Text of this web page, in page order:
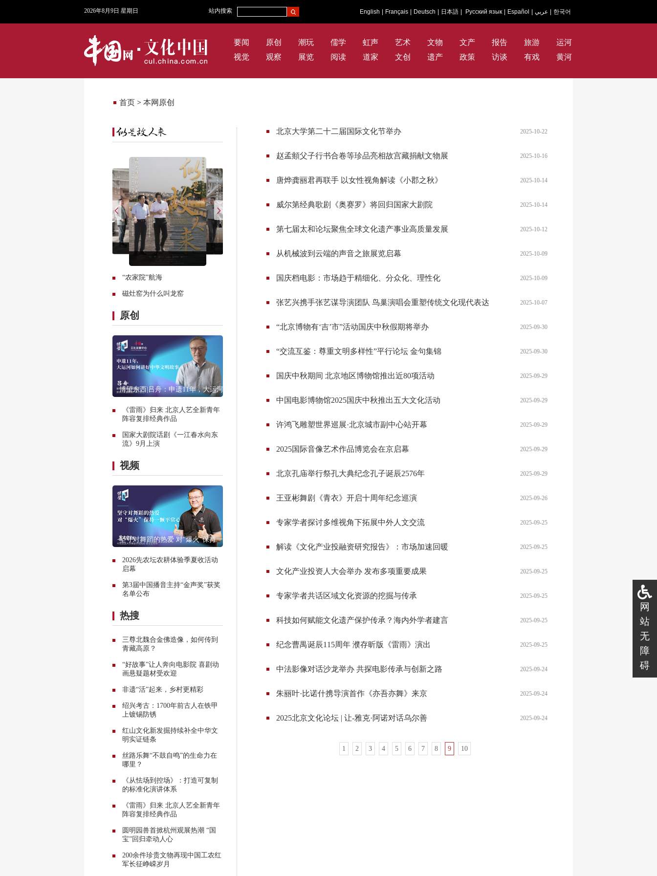
2026年8月9日 星期日 站内搜索 English Français Deutsch 日本語 Русский язык Español عربي 한국어
要闻 原创 潮玩 儒学 虹声 艺术 文物 文产 报告 旅游
运河
视觉
观察 展览 阅读 道家 文创 遗产 政策 访谈 有戏 黄河
首页 > 本网原创
“农家院”航海
磁灶窑为什么叫龙窑
原创
博望东西|吕舟：申遗11年，大运河
《雷雨》归来 北京人艺全新青年
阵容复排经典作品
国家大剧院话剧《一江春水向东
流》9月上演
视频
坚守对舞蹈的热爱 对“爆火”保持一颗
2026先农坛农耕体验季夏收活动
启幕
第3届中国播音主持“金声奖”获奖
名单公布
热搜
三尊北魏合金佛造像，如何传到
青藏高原？
“好故事”让人奔向电影院 喜剧动
画悬疑题材受欢迎
非遗“活”起来，乡村更精彩
绍兴考古：1700年前古人在铁甲
上镀锡防锈
红山文化新发掘持续补全中华文
明实证链条
丝路乐舞“不鼓自鸣”的生命力在
哪里？
《从怯场到控场》：打造可复制
的标准化演讲体系
《雷雨》归来 北京人艺全新青年
阵容复排经典作品
圆明园兽首掀杭州观展热潮 “国
宝”回归牵动人心
200余件珍贵文物再现中国工农红
军长征峥嵘岁月
北京大学第二十二届国际文化节举办 2025-10-22
赵孟頫父子行书合卷等珍品亮相故宫藏捐献文物展 2025-10-16
唐烨龚丽君再联手 以女性视角解读《小郡之秋》 2025-10-14
威尔第经典歌剧《奥赛罗》将回归国家大剧院 2025-10-14
第七届太和论坛聚焦全球文化遗产事业高质量发展 2025-10-12
从机械波到云端的声音之旅展览启幕 2025-10-09
国庆档电影：市场趋于精细化、分众化、理性化 2025-10-09
张艺兴携手张艺谋导演团队 鸟巢演唱会重塑传统文化现代表达 2025-10-07
“北京博物有‘吉’市”活动国庆中秋假期将举办 2025-09-30
“交流互鉴：尊重文明多样性”平行论坛 金句集锦 2025-09-30
国庆中秋期间 北京地区博物馆推出近80项活动 2025-09-29
中国电影博物馆2025国庆中秋推出五大文化活动 2025-09-29
许鸿飞雕塑世界巡展·北京城市副中心站开幕 2025-09-29
2025国际音像艺术作品博览会在京启幕 2025-09-29
北京孔庙举行祭孔大典纪念孔子诞辰2576年 2025-09-29
王亚彬舞剧《青衣》开启十周年纪念巡演 2025-09-26
专家学者探讨多维视角下拓展中外人文交流 2025-09-25
解读《文化产业投融资研究报告》：市场加速回暖 2025-09-25
文化产业投资人大会举办 发布多项重要成果 2025-09-25
专家学者共话区域文化资源的挖掘与传承 2025-09-25
科技如何赋能文化遗产保护传承？海内外学者建言 2025-09-25
纪念曹禺诞辰115周年 濮存昕版《雷雨》演出 2025-09-25
中法影像对话沙龙举办 共探电影传承与创新之路 2025-09-24
朱丽叶·比诺什携导演首作《亦吾亦舞》来京 2025-09-24
2025北京文化论坛 | 让-雅克·阿诺对话乌尔善 2025-09-24
1 2 3 4 5 6 7 8 9 10
网
站
无
障
碍